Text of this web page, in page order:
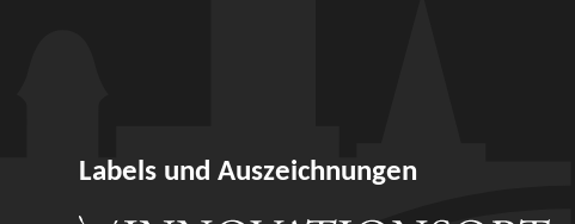
Labels und Auszeichnungen